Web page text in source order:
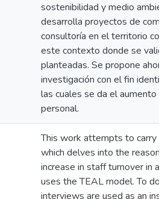
sostenibilidad y medio
desarrolla proyectos de
consultoría en el territorio
este contexto donde se
planteadas. Se propone
investigación con el fin
las cuales se da el aumento
personal.
This work attempts to carry
which delves into the reasons
increase in staff turnover in a
uses the TEAL model. To do
interviews are used as an